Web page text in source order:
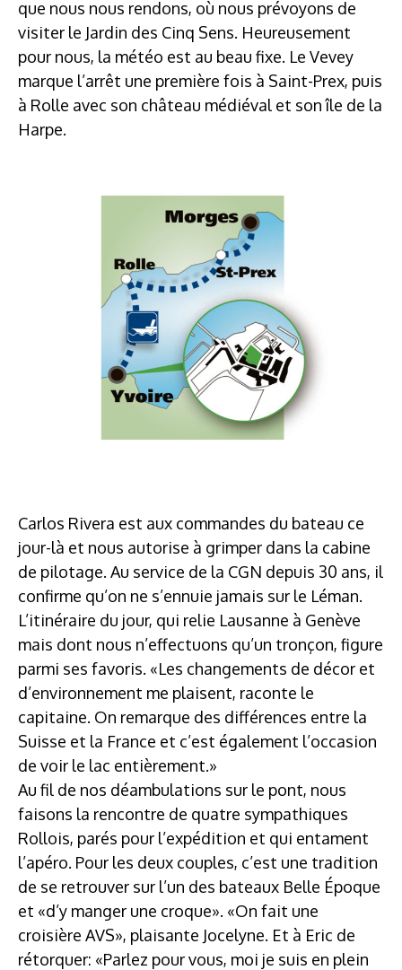
que nous nous rendons, où nous prévoyons de
visiter le Jardin des Cinq Sens. Heureusement
pour nous, la météo est au beau fixe. Le Vevey
marque l’arrêt une première fois à Saint-Prex, puis
à Rolle avec son château médiéval et son île de la
Harpe.
Carlos Rivera est aux commandes du bateau ce
jour-là et nous autorise à grimper dans la cabine
de pilotage. Au service de la CGN depuis 30 ans, il
confirme qu’on ne s’ennuie jamais sur le Léman.
L’itinéraire du jour, qui relie Lausanne à Genève
mais dont nous n’effectuons qu’un tronçon, figure
parmi ses favoris. «Les changements de décor et
d’environnement me plaisent, raconte le
capitaine. On remarque des différences entre la
Suisse et la France et c’est également l’occasion
de voir le lac entièrement.»
Au fil de nos déambulations sur le pont, nous
faisons la rencontre de quatre sympathiques
Rollois, parés pour l’expédition et qui entament
l’apéro. Pour les deux couples, c’est une tradition
de se retrouver sur l’un des bateaux Belle Époque
et «d’y manger une croque». «On fait une
croisière AVS», plaisante Jocelyne. Et à Eric de
rétorquer: «Parlez pour vous, moi je suis en plein